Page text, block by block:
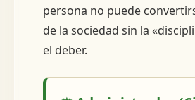
persona no puede
de la sociedad sin la
el deber.